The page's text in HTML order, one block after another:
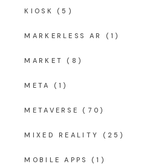
KIOSK (5)
MARKERLESS AR (1)
MARKET (8)
META (1)
METAVERSE (70)
MIXED REALITY (25)
MOBILE APPS (1)